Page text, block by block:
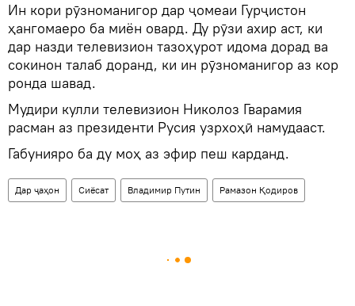
Ин кори рӯзноманигор дар ҷомеаи Гурҷистон
ҳангомаеро ба миён овард. Ду рӯзи ахир аст, ки
дар назди телевизион тазоҳурот идома дорад ва
сокинон талаб доранд, ки ин рӯзноманигор аз кор
ронда шавад.
Мудири кулли телевизион Николоз Гварамия
расман аз президенти Русия узрхоҳӣ намудааст.
Габунияро ба ду моҳ аз эфир пеш карданд.
Дар ҷаҳон Сиёсат Владимир Путин Рамазон Қодиров